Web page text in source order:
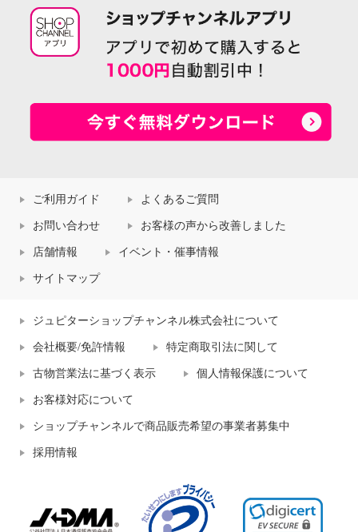
ご利用ガイド よくあるご質問
お問い合わせ お客様の声から改善しました
店舗情報 イベント・催事情報
サイトマップ
ジュピターショップチャンネル株式会社について
会社概要/免許情報 特定商取引法に関して
古物営業法に基づく表示 個人情報保護について
お客様対応について
ショップチャンネルで商品販売希望の事業者募集中
採用情報